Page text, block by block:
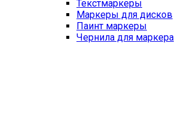
Текстмаркеры
Маркеры для дисков
Паинт маркеры
Чернила для маркера